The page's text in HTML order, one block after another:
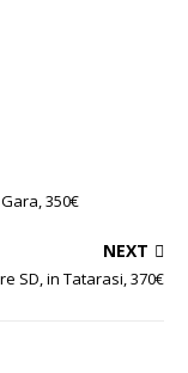
350€
NEXT
SD, in Tatarasi, 370€